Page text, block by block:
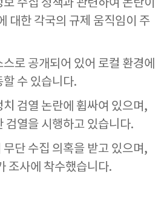
수집 정책과 관련하여 논란이
대한 각국의 규제 움직임이 주
로 공개되어 있어 로컬 환경에
수 있습니다.
치 검열 논란에 휩싸여 있으며,
검열을 시행하고 있습니다.
무단 수집 의혹을 받고 있으며,
조사에 착수했습니다.